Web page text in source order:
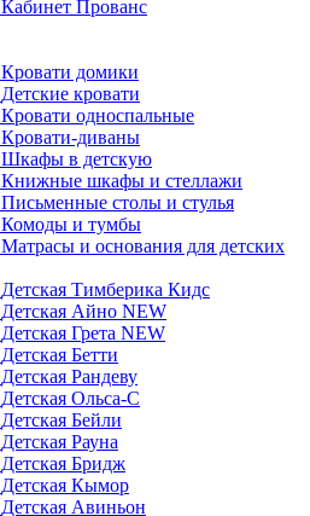
Кабинет Прованс
Кровати домики
Детские кровати
Кровати односпальные
Кровати-диваны
Шкафы в детскую
Книжные шкафы и стеллажи
Письменные столы и стулья
Комоды и тумбы
Матрасы и основания для детских
Детская Тимберика Кидс
Детская Айно NEW
Детская Грета NEW
Детская Бетти
Детская Рандеву
Детская Ольса-С
Детская Бейли
Детская Рауна
Детская Бридж
Детская Кымор
Детская Авиньон